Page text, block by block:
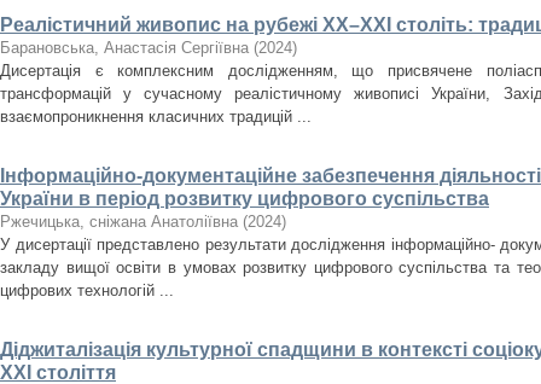
Реалістичний живопис на рубежі ХХ–ХХІ століть:
Барановська, Анастасія Сергіївна (2024)
Дисертація є комплексним дослідженням, що присвячене
трансформацій у сучасному реалістичному живописі України,
взаємопроникнення класичних традицій ...
Інформаційно-документаційне забезпечення
України в період розвитку цифрового суспільства
Ржечицька, сніжана Анатоліївна (2024)
У дисертації представлено результати дослідження інформаційно-
закладу вищої освіти в умовах розвитку цифрового суспільства та
цифрових технологій ...
Діджиталізація культурної спадщини в контексті
ХХІ століття